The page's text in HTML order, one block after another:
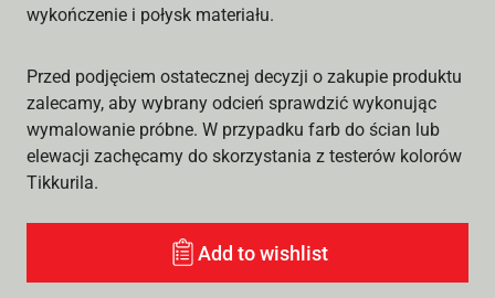
wykończenie i połysk materiału.
Przed podjęciem ostatecznej decyzji o zakupie produktu
zalecamy, aby wybrany odcień sprawdzić wykonując
wymalowanie próbne. W przypadku farb do ścian lub
elewacji zachęcamy do skorzystania z testerów kolorów
Tikkurila.
Add to wishlist